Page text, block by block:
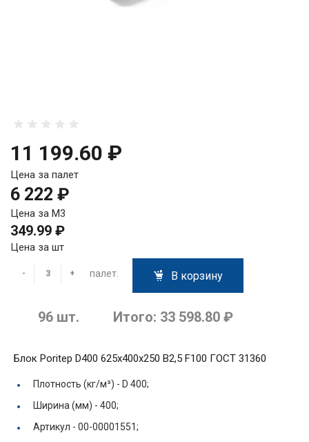
11 199.60 ₽
Цена за палет
6 222 ₽
Цена за М3
349.99 ₽
Цена за шт
- + палет. В корзину
96 шт. Итого: 33 598.80 ₽
Блок Poritep D400 625х400х250 B2,5 F100 ГОСТ 31360
Плотность (кг/м³) - D 400;
Ширина (мм) - 400;
Артикул - 00-00001551;